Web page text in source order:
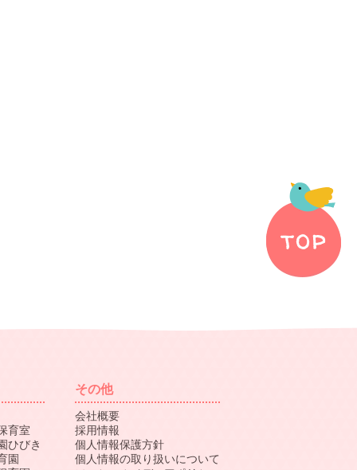
育室
ひびき
園
その他
会社概要
採用情報
個人情報保護方針
個人情報の取り扱いについて